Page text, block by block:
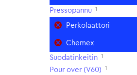
Pressopannu 1
Perkolaattori
Chemex
Suodatinkeitin 1
Pour over (V60) 1